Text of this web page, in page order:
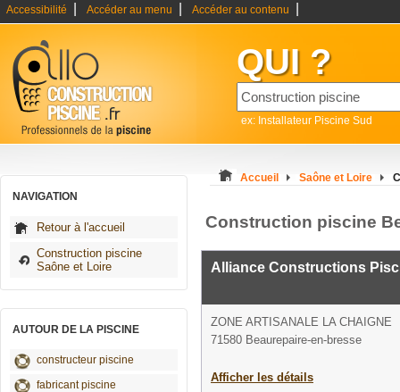
Accessibilité Accéder au menu Accéder au contenu
QUI ?
ex: Installateur Piscine Sud
NAVIGATION
Retour à l'accueil
Construction piscine
Saône et Loire
AUTOUR DE LA PISCINE
constructeur piscine
fabricant piscine
Accueil Saône et Loire
Construction piscine
Alliance Constructions
ZONE ARTISANALE LA CHAIGNE
71580 Beaurepaire-en-bresse
Afficher les détails